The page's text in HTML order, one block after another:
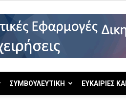
ΣΥΜΒΟΥΛΕΥΤΙΚΗ ΕΥΚΑΙΡΙΕΣ